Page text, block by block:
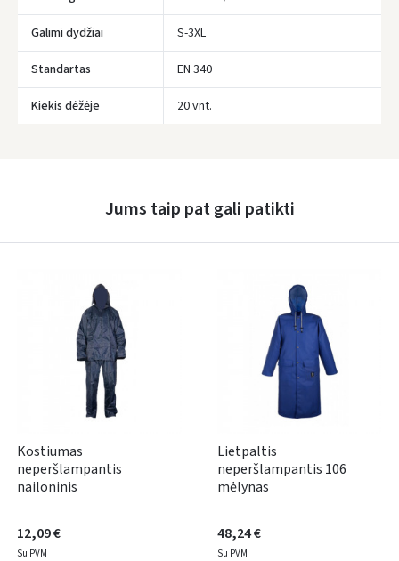
Galimi dydžiai S-3XL
Standartas EN 340
Kiekis dėžėje 20 vnt.
Jums taip pat gali patikti
Kostiumas
neperšlampantis
nailoninis
12,09 €
Su PVM
Lietpaltis
neperšlampantis 106
mėlynas
48,24 €
Su PVM
Pamiršote slaptažodį?
Google
Dar neturite paskyros? Registruokites